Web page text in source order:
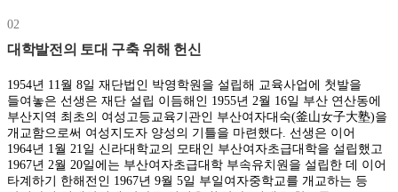
02
대학발전의 토대 구축 위해 헌신
1954년 11월 8일 재단법인 박영학원을 설립해 교육사업에 첫발을
들여놓은 선생은 재단 설립 이듬해인 1955년 2월 16일 부산 연산동에
부산지역 최초의 여성고등교육기관인 부산여자대숙(釜山女子大塾)을
개교함으로써 여성지도자 양성의 기틀을 마련했다. 선생은 이어
1964년 1월 21일 신라대학교의 모태인 부산여자초급대학을 설립했고
1967년 2월 20일에는 부산여자초급대학 부속유치원을 설립한 데 이어
타계하기 한해전인 1967년 9월 5일 부일여자중학교를 개교하는 등